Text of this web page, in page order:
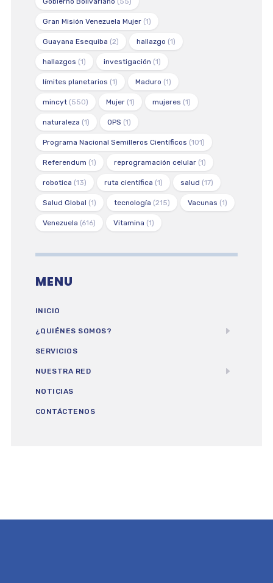
Gran Misión Venezuela Mujer(1)
Guayana Esequiba (2) hallazgo (1)
hallazgos (1) investigación (1)
límites planetarios (1) Maduro (1)
mincyt(550) Mujer(1) mujeres (1)
naturaleza (1) OPS (1)
Programa Nacional Semilleros Científicos (101)
Referendum (1) reprogramación celular(1)
robotica (13) ruta científica (1) salud (17)
Salud Global (1) tecnología (215) Vacunas (1)
Venezuela (616) Vitamina (1)
MENU
INICIO
¿QUIÉNES SOMOS?
SERVICIOS
NUESTRA RED
NOTICIAS
CONTÁCTENOS